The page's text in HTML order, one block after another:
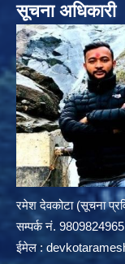
सूचना अधिकारी
रमेश देवकोटा (सूचना
सम्पर्क न‌ं. 9809824965
ईमेल :